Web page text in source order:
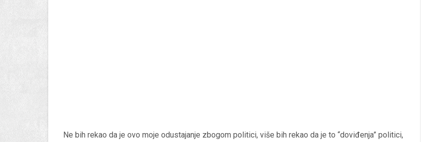
Ne bih rekao da je ovo moje odustajanje zbogom politici, više bih rekao da je to “doviđenja” politici,